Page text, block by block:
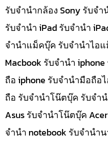
รับจำนำกล้อง Sony รับจ
รับจำนำ iPad รับจำนำ
จำนำแม็คบุ๊ค รับจำนำไอ
Macbook รับจำนำ
ถือ iphone รับจำนำมือถื
ถือ รับจำนำโน๊ตบุ๊ค รับจำ
Asus รับจำนำโน๊ตบุ๊ค
จำนำ notebook รับจำนำ